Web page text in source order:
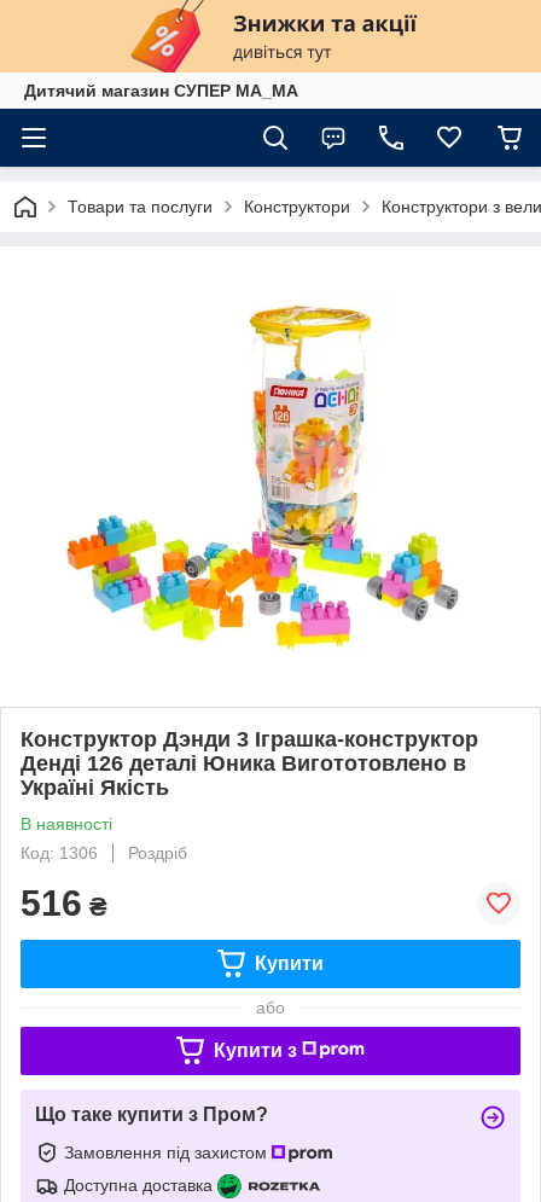
Дитячий магазин СУПЕР МА_МА
Товари та послуги Конструктори Конструктори з
Конструктор Дэнди 3 Іграшка-конструктор
Денді 126 деталі Юника Вигототовлено в
Україні Якість
В наявності
Код: 1306
Роздріб
516 ₴
Купити
або
Купити з
Що таке купити з Пром?
Замовлення під захистом
Доступна доставка